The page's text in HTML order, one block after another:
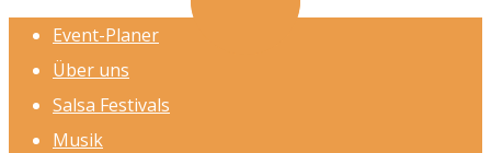
Event-Planer
Über uns
Salsa Festivals
Musik